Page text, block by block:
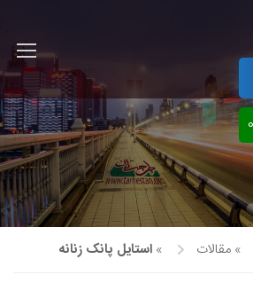
» مقالات » استایل پانک زنانه